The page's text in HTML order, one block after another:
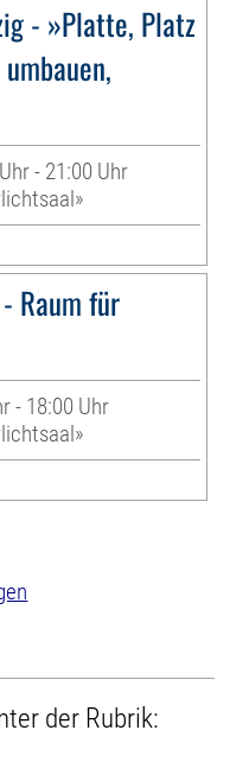
- »Platte, Platz
- 21:00 Uhr
Raum für
- 18:00 Uhr
der Rubrik: